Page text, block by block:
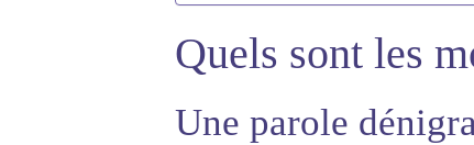
Quels sont les
Une parole